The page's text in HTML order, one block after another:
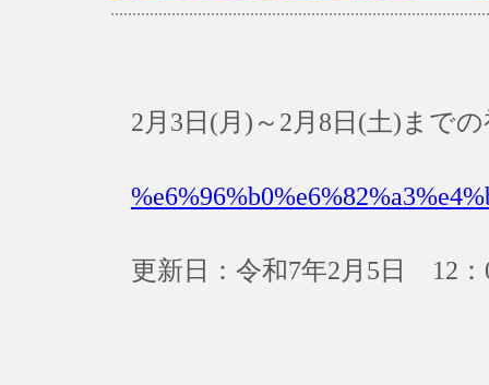
2月3日(月)～2月8日(土)まで
更新日：令和7年2月5日 12：